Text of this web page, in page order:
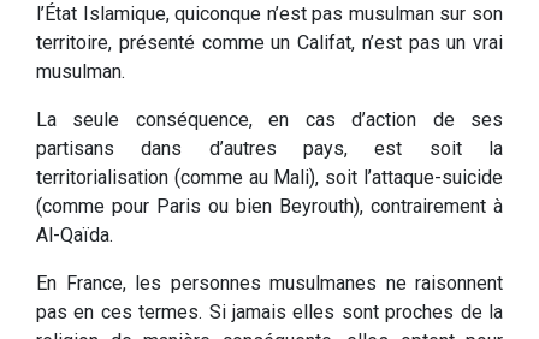
l’État Islamique, quiconque n’est pas musulman sur son
territoire, présenté comme un Califat, n’est pas un vrai
musulman.
La seule conséquence, en cas d’action de ses
partisans dans d’autres pays, est soit la
territorialisation (comme au Mali), soit l’attaque-suicide
(comme pour Paris ou bien Beyrouth), contrairement à
Al-Qaïda.
En France, les personnes musulmanes ne raisonnent
pas en ces termes. Si jamais elles sont proches de la